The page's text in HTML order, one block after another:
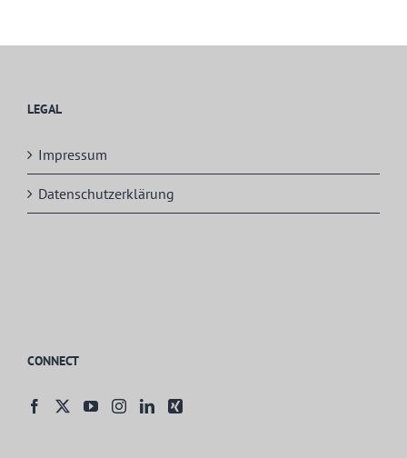
LEGAL
Impressum
Datenschutzerklärung
CONNECT